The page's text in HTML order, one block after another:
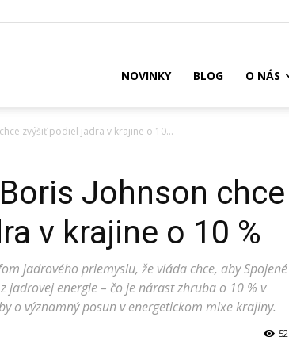
NOVINKY BLOG O NÁS
zvýšiť podiel jadra v krajine o 10...
Johnson chce
v krajine o 10 %
jadrového priemyslu, že vláda chce, aby Spojené
jadrovej energie – čo je nárast zhruba o 10 % v
o významný posun v energetickom mixe krajiny.
52